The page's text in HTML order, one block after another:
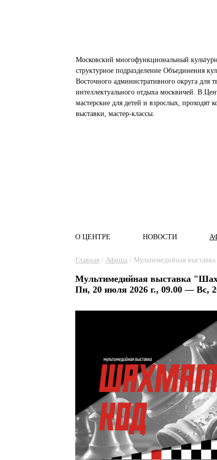
Московский многофункциональный
структурное подразделение Объединения
Восточного административного округа для
интеллектуального отдыха москвичей. В
мастерские для детей и взрослых, проходят
выставки, мастер-классы.
Главное меню
О ЦЕНТРЕ НОВОСТИ
Вы здесь
Главная / Афиша / Мультимедийная
Мультимедийная выставка
Пн, 20 июля 2026 г., 09.00 — Вс,